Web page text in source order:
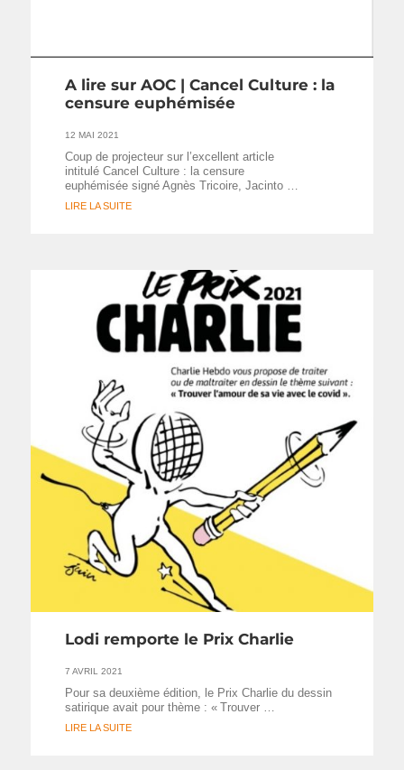
A lire sur AOC | Cancel Culture : la
censure euphémisée
12 MAI 2021
Coup de projecteur sur l’excellent article
intitulé Cancel Culture : la censure
euphémisée signé Agnès Tricoire, Jacinto …
LIRE LA SUITE
Lodi remporte le Prix Charlie
7 AVRIL 2021
Pour sa deuxième édition, le Prix Charlie du dessin
satirique avait pour thème : « Trouver …
LIRE LA SUITE